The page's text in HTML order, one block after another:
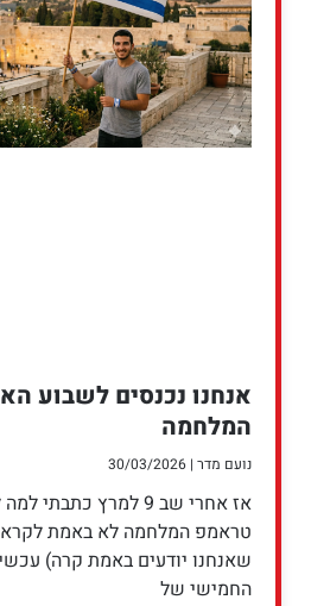
אנחנו נכנסים לשבוע
המלחמה
נועם מדר
אז אחרי שב 9 למרץ
טראמפ המלחמה לא באמת
שאנחנו יודעים באמת קרה)
החמישי של